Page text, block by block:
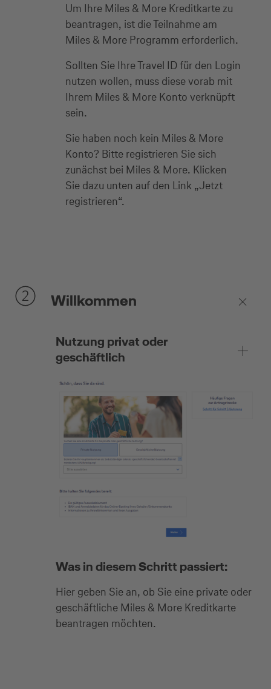
Um Ihre Miles & More Kreditkarte zu
beantragen, ist die Teilnahme am
Miles & More Programm erforderlich.
Sollten Sie Ihre Travel ID für den Login
nutzen wollen, muss diese vorab mit
Ihrem Miles & More Konto verknüpft
sein.
Sie haben noch kein Miles & More
Konto? Bitte registrieren Sie sich
zunächst bei Miles & More. Klicken
Sie dazu unten auf den Link „Jetzt
registrieren“.
Willkommen
Nutzung privat oder
geschäftlich
Was in diesem Schritt passiert:
Hier geben Sie an, ob Sie eine private oder
geschäftliche Miles & More Kreditkarte
beantragen möchten.